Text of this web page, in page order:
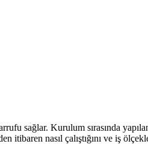
sağlar. Kurulum sırasında
nasıl çalıştığını ve iş